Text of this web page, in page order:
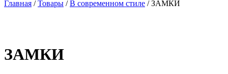
Главная /Товары /В современном стиле /ЗАМКИ
ЗАМКИ